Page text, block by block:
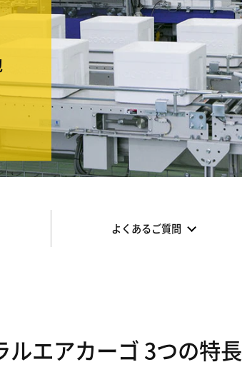
よくあるご質問
ルエアカーゴ 3つの特長